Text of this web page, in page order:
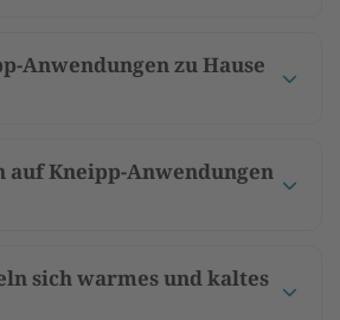
Anwendungen zu Hause
auf Kneipp-Anwendungen
sich warmes und kaltes